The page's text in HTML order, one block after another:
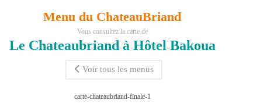
Menu du ChateauBriand
Vous consultez la carte de
Le Chateaubriand à Hôtel Bakoua
Voir tous les menus
carte-chateaubriand-finale-1